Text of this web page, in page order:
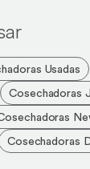
Usadas
Cosechadoras
Cosechadoras